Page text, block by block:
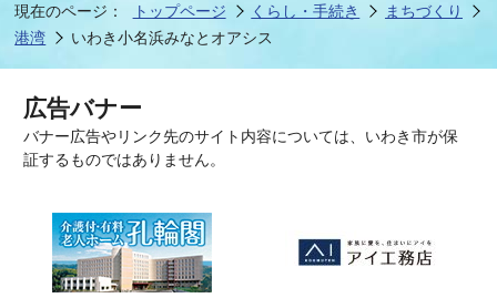
現在のページ： トップページ くらし・手続き
まちづくり
港湾
いわき小名浜みなとオアシス
広告バナー
バナー広告やリンク先のサイト内容については、いわき市が保
証するものではありません。